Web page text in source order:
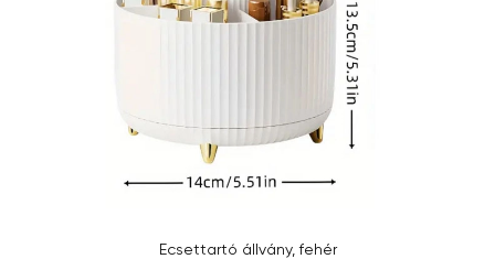
Ecsettartó állvány, fehér